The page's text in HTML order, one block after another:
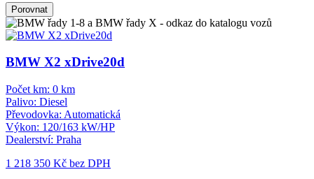
Porovnat
BMW X2 xDrive20d
Počet km: 0 km
Palivo: Diesel
Převodovka: Automatická
Výkon: 120/163 kW/HP
Dealerství: Praha
1 218 350 Kč bez DPH